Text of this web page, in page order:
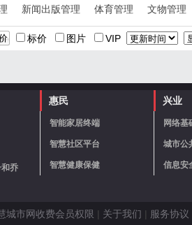
新闻出版管理 体育管理 文物管理
标价 图片 VIP
乔
惠民
智能家居终端
智慧社区平台
智慧健康保健
兴业
网络基
城市公
信息安
城市网收费会员权限 | 关于我们 | 服务协议